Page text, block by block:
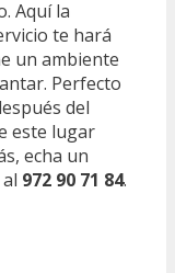
Aquí la
te hará
un ambiente
Perfecto
del
este lugar
echa un
972 90 71 84.